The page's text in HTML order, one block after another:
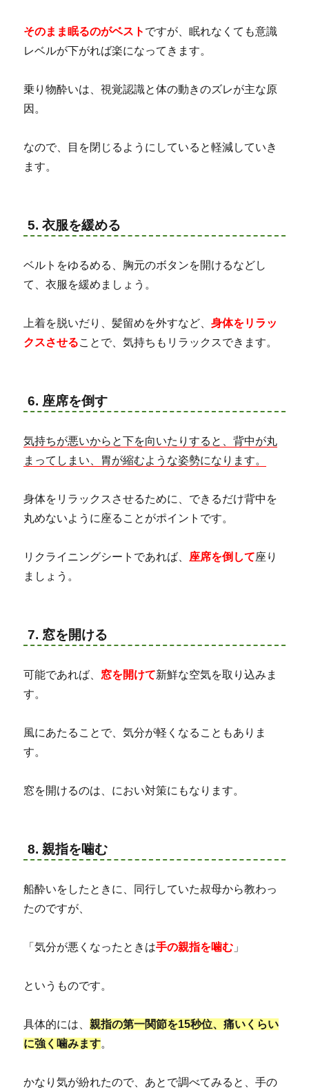
そのまま眠るのがベスト ですが、眠れなくても意識
レベルが下がれば楽になってきます。
乗り物酔いは、視覚認識と体の動きのズレが主な原
因。
なので、目を閉じるようにしていると軽減していき
ます。
5. 衣服を緩める
ベルトをゆるめる、胸元のボタンを開けるなどし
て、衣服を緩めましょう。
上着を脱いだり、髪留めを外すなど、身体をリラッ
クスさせることで、気持ちもリラックスできます。
6. 座席を倒す
気持ちが悪いからと下を向いたりすると、背中が丸
まってしまい、胃が縮むような姿勢になります。
身体をリラックスさせるために、できるだけ背中を
丸めないように座ることがポイントです。
リクライニングシートであれば、 座席を倒して座り
ましょう。
7. 窓を開ける
可能であれば、 窓を開けて新鮮な空気を取り込みま
す。
風にあたることで、気分が軽くなることもありま
す。
窓を開けるのは、におい対策にもなります。
8. 親指を噛む
船酔いをしたときに、同行していた叔母から教わっ
たのですが、
「気分が悪くなったときは手の親指を噛む 」
というものです。
具体的には、親指の第一関節を15秒位、痛いくらい
に強く噛みます。
かなり気が紛れたので、あとで調べてみると、手の